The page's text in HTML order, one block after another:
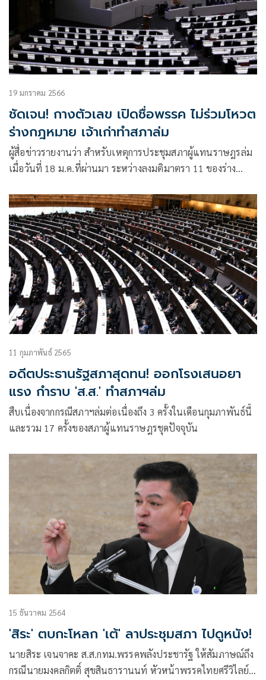
19 มกราคม 2566
ชัดเจน! กางตัวเลข เปิดชื่อพรรค ไม่ร่วมโหวต
ร่างกฎหมาย เจ้าเก่าทำสภาล่ม
ผู้สื่อข่าวรายงานว่า สำหรับเหตุการประชุมสภาผู้แทนราษฎรล่ม
เมื่อวันที่ 18 ม.ค.ที่ผ่านมา ระหว่างลงมติมาตรา 11 ของร่าง
เสร็จแล้ว ในวาระสอง เนื่องจากมีส.ส.ไม่อยู่ร่วมลงคะแนนจำนวน
มาก โดยจากการตรวจสอบเอกสารนั้น พรรคการเมืองที่
มีส.ส.ตั้งแต่ 10 คน
11 กุมภาพันธ์ 2565
อดีตประธานรัฐสภาสุดทน! ออกโรงเสนอยา
แรง กำราบ 'ส.ส.' ทำสภาฯล่ม
สืบเนื่องจากกรณีสภาฯล่มต่อเนื่องถึง 3 ครั้งในเดือนกุมภาพันธ์นี้
และรวม 17 ครั้งของสภาผู้แทนราษฎรชุดปัจจุบัน
15 ธันวาคม 2564
'สิระ' ตบกะโหลก 'เต้' ลาประชุมสภา ไปดูหนัง!
นายสิระ เจนจาคะ ส.ส.กทม.พรรคพลังประชารัฐ ให้สัมภาษณ์ถึง
กรณีนายมงคลกิตติ์ สุขสินธารานนท์ หัวหน้าพรรคไทยศรีวิไลย์